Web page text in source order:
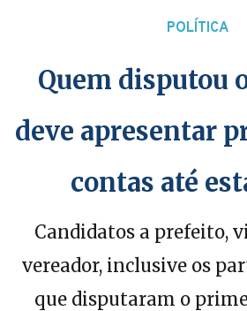
POLÍTICA
Quem disputou
deve apresentar
contas até
Candidatos a prefeito,
vereador, inclusive os
que disputaram o